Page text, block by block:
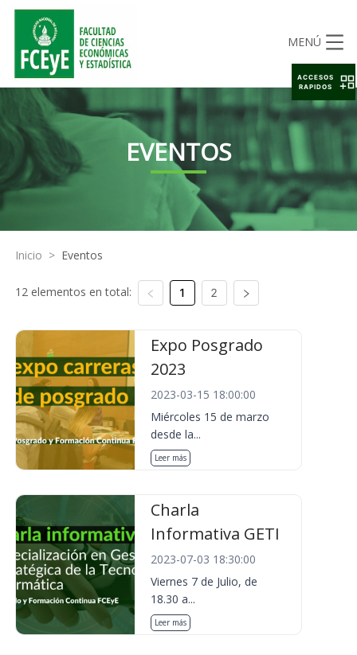
MENÚ
EVENTOS
Inicio > Eventos
12 elementos en total: 1 2
Expo Posgrado
2023
2023-03-15 18:00:00
Miércoles 15 de marzo
desde la...
Leer más
Charla
Informativa GETI
2023-07-03 18:30:00
Viernes 7 de Julio, de
18.30 a...
Leer más
ACCESOS
RAPIDOS